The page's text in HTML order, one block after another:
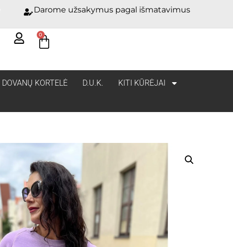
Darome užsakymus pagal išmatavimus
0
DOVANŲ KORTELĖ D.U.K.
KITI KŪRĖJAI